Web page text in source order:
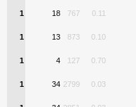
1 18 767 0.11
1 13 873 0.10
1 4 127 0.70
1 34 2799 0.03